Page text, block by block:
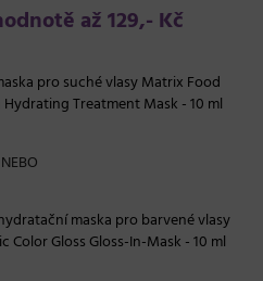
až 129,- Kč
pro suché vlasy Matrix Food
Treatment Mask - 10 ml
NEBO
maska pro barvené vlasy
Color Gloss Gloss-In-Mask - 10 ml